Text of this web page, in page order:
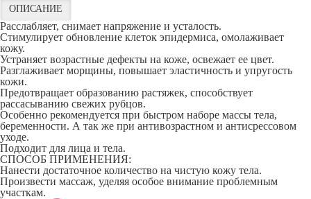
ОПИСАНИЕ
Расслабляет, снимает напряжение и усталость.
Стимулирует обновление клеток эпидермиса, омолаживает
кожу.
Устраняет возрастные дефекты на коже, освежает ее цвет.
Разглаживает морщины, повышает эластичность и упругость
кожи.
Предотвращает образованию растяжек, способствует
рассасыванию свежих рубцов.
Особенно рекомендуется при быстром наборе массы тела,
беременности. А так же при антивозрастном и антисрессовом
уходе.
Подходит для лица и тела.
СПОСОБ ПРИМЕНЕНИЯ:
Нанести достаточное количество на чистую кожу тела.
Произвести массаж, уделяя особое внимание проблемным
участкам.